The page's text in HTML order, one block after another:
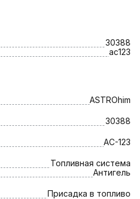
30388
ac123
ASTROhim
30388
AC-123
Топливная система
Антигель
Присадка в топливо